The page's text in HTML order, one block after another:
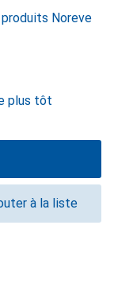
Noreve
plus tôt
à la liste